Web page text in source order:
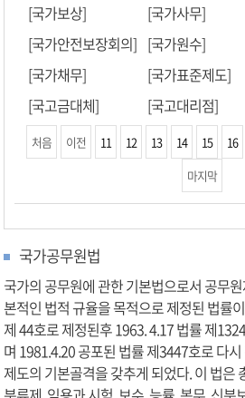
[국가보상]
[국가사무]
[국가안전보장회의] [국가원수]
[국가채무]
[국가표준제도]
[국고금대체]
[국고대리점]
처음 이전 11 12 13 14 15 16
마지막
국가공무원법
국가의 공무원에 관한 기본법으로서 공무
본적인 법적 규율을 목적으로 제정된 법률
제 44호로 제정된후 1963. 4.17 법률 제
며 1981.4.20 공포된 법률 제3447호로 다
제도의 기본골격을 갖추게 되었다. 이 법은